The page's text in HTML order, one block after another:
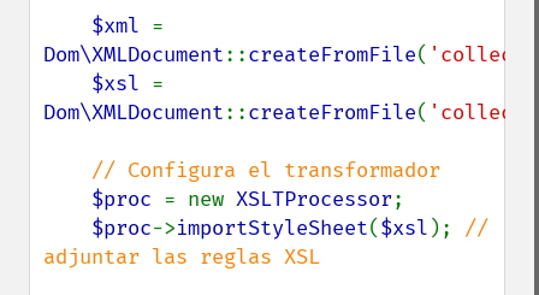
    $xml
Dom\XMLDocument::createFromFile(
$xsl
Dom\XMLDocument::createFromFile(
// Configura el transformador
$proc = new XSLTProcessor;
$proc->importStyleSheet($xsl ); //
adjuntar las reglas XSL